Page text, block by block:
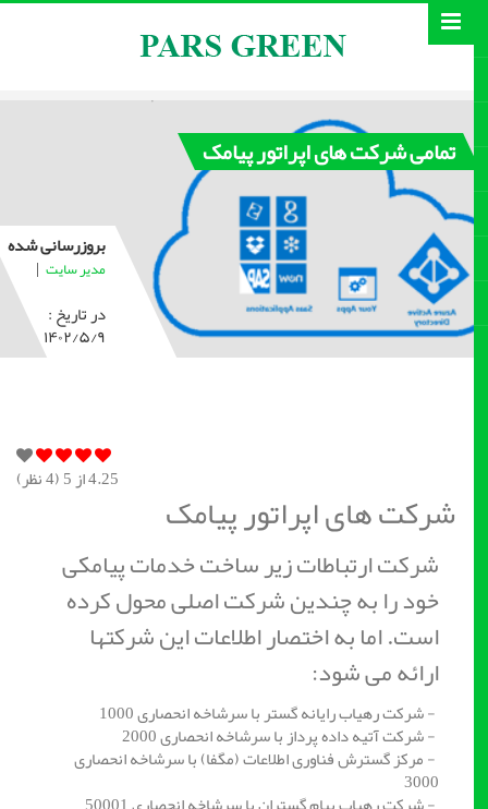
تمامی شرکت های اپراتور پیامک
بروزرسانی شده
مدیر سایت |
در تاریخ :
۱۴۰۲/۵/۹
4.25از 5 ( 4نظر)
شرکت های اپراتور پیامک
شرکت ارتباطات زیر ساخت خدمات پیامکی
خود را به چندین شرکت اصلی محول کرده
است. اما به اختصار اطلاعات این شرکتها
ارائه می شود:
- شرکت رهیاب رایانه گستر با سرشاخه انحصاری 1000
- شرکت آتیه داده پرداز با سرشاخه انحصاری 2000
- مرکز گسترش فناوری اطلاعات (مگفا) با سرشاخه انحصاری
3000